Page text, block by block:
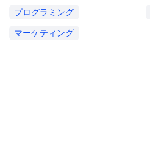
プログラミング
マーケティング